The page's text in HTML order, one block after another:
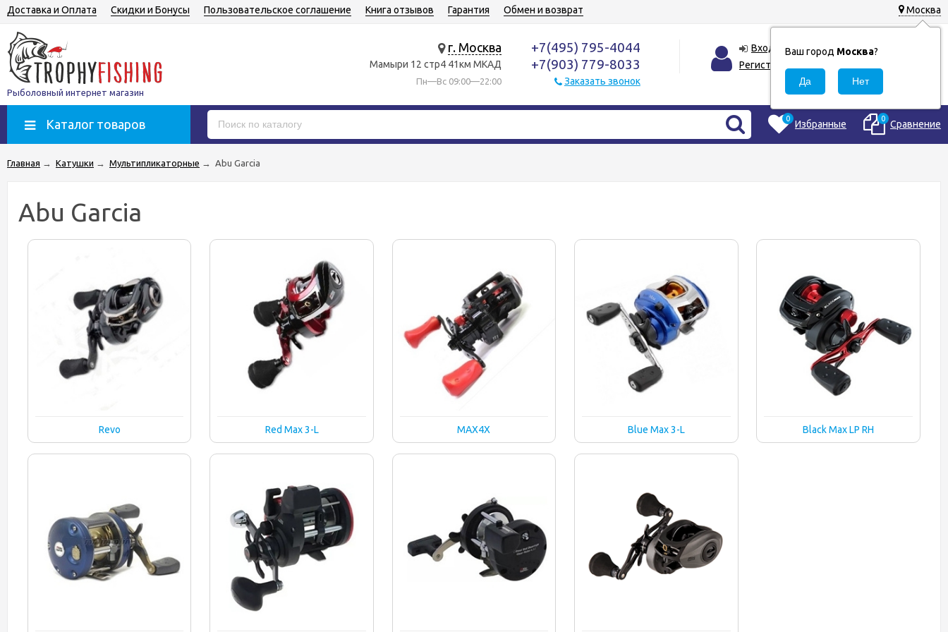
Москва
Ваш город Москва?
Доставка и Оплата Скидки и Бонусы Пользовательское соглашение Книга отзывов Гарантия Обмен и возврат
Рыболовный интернет магазин
г. Москва
Мамыри 12 стр4 41км МКАД
Пн—Вс 09:00—22:00
+7(495) 795-4044
+7(903) 779-8033
Заказать звонок
Вход
Регистрация
Каталог товаров 0 Избранные 0 Сравнение
Главная → Катушки → Мультипликаторные → Abu Garcia
Abu Garcia
Revo Red Max 3-L MAX4X Blue Max 3-L Black Max LP RH